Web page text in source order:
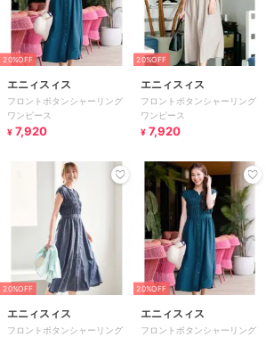
20%OFF
エニィスィス
フロントボタンシャーリング
ワンピース
¥ 7,920
20%OFF
エニィスィス
フロントボタンシャーリング
ワンピース
¥ 7,920
20%OFF
エニィスィス
フロントボタンシャーリング
20%OFF
エニィスィス
フロントボタンシャーリング